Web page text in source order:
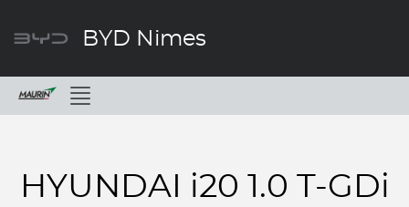
BYD Nimes
Menu
HYUNDAI i20 1.0 T-GDi